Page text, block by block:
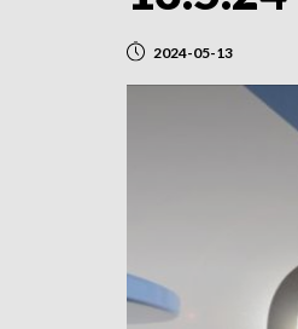
2024-05-13